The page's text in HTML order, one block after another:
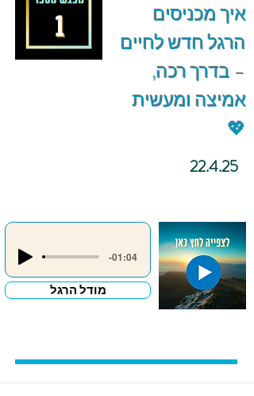
איך מכניסים
הרגל חדש לחיים
– בדרך רכה,
אמיצה ומעשית
💖
22.4.25
-01:04
מודל הרגל